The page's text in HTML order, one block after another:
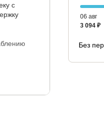
06 авг
3 094 ₽
Без
с